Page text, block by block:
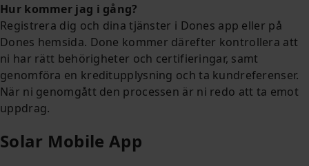
Hur kommer jag i gång?
Registrera dig och dina tjänster i Dones app eller på
Dones hemsida. Done kommer därefter kontrollera att
ni har rätt behörigheter och certifieringar, samt
genomföra en kreditupplysning och ta kundreferenser.
När ni genomgått den processen är ni redo att ta emot
uppdrag.
Solar Mobile App